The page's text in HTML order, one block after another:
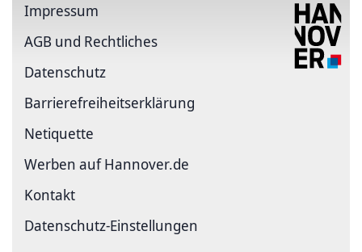
Impressum
AGB und Rechtliches
Datenschutz
Barriere­freiheits­erklärung
Netiquette
Werben auf Hannover.de
Kontakt
Datenschutz-Einstellungen